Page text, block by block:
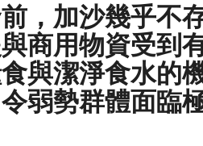
，加沙幾乎不
商用物資受到
與潔淨食水的機
弱勢群體面臨